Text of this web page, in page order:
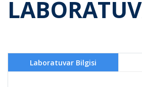
Laboratuvar Bilgisi